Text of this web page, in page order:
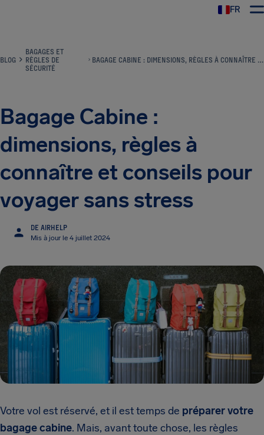
FR
BLOG
BAGAGES ET
RÈGLES DE
SÉCURITÉ
BAGAGE CABINE : DIMENSIONS, RÈGLES À CONNAÎTRE ET CONSEILS POUR VOYAGER SANS STRESS
Bagage Cabine :
dimensions, règles à
connaître et conseils pour
voyager sans stress
DE AIRHELP
Mis à jour le 4 juillet 2024
Votre vol est réservé, et il est temps de préparer votre
bagage cabine. Mais, avant toute chose, les règles